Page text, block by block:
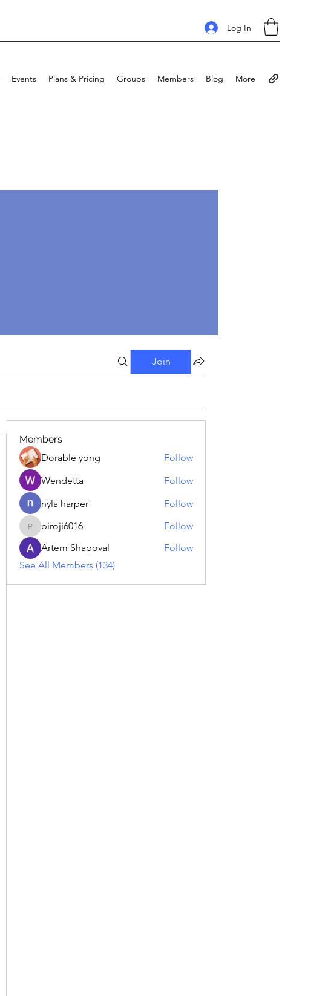
Log In
Events Plans & Pricing Groups Members Blog More
Join
Members
Dorable yong
Follow
Wendetta
Follow
nyla harper
Follow
piroji6016
piroji6016
Follow
Artem Shapoval
Follow
See All Members (134)